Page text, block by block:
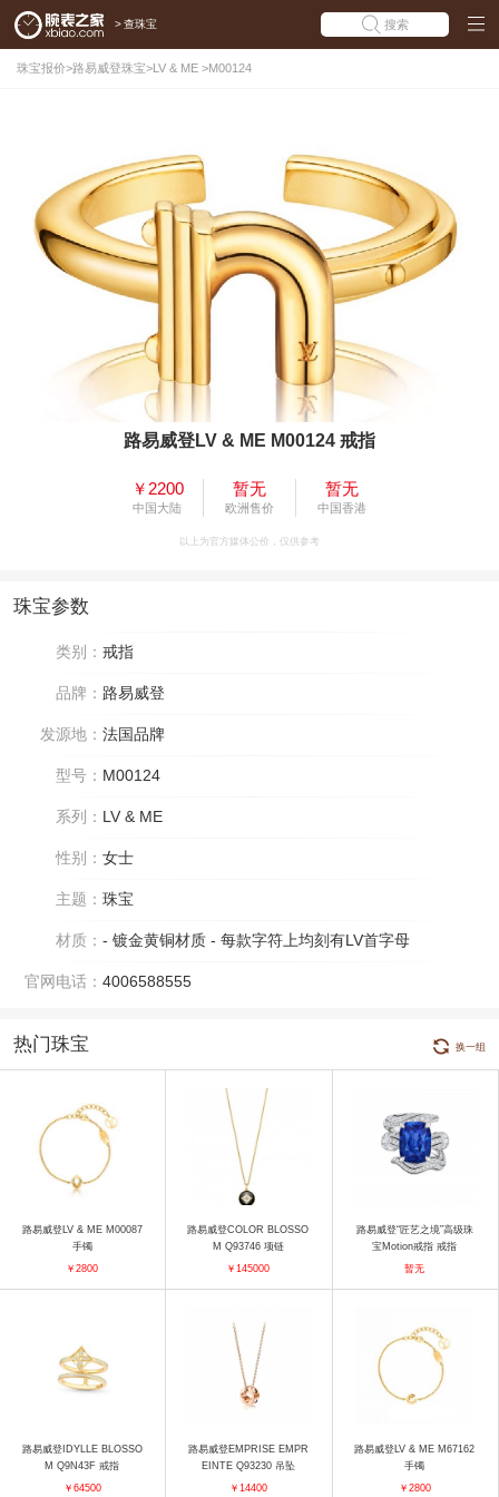
> 查珠宝 搜索
珠宝报价>路易威登珠宝>LV & ME >M00124
路易威登LV & ME M00124 戒指
￥2200
中国大陆
暂无
欧洲售价
暂无
中国香港
以上为官方媒体公价，仅供参考
珠宝参数
类别： 戒指
品牌： 路易威登
发源地： 法国品牌
型号： M00124
系列： LV & ME
性别： 女士
主题： 珠宝
材质： - 镀金黄铜材质 - 每款字符上均刻有LV首字母
官网电话： 4006588555
热门珠宝 换一组
路易威登LV & ME M00087
手镯
￥2800
路易威登COLOR BLOSSO
M Q93746 项链
￥145000
路易威登“匠艺之境”高级珠
宝Motion戒指 戒指
暂无
路易威登IDYLLE BLOSSO
M Q9N43F 戒指
￥64500
路易威登EMPRISE EMPR
EINTE Q93230 吊坠
￥14400
路易威登LV & ME M67162
手镯
￥2800